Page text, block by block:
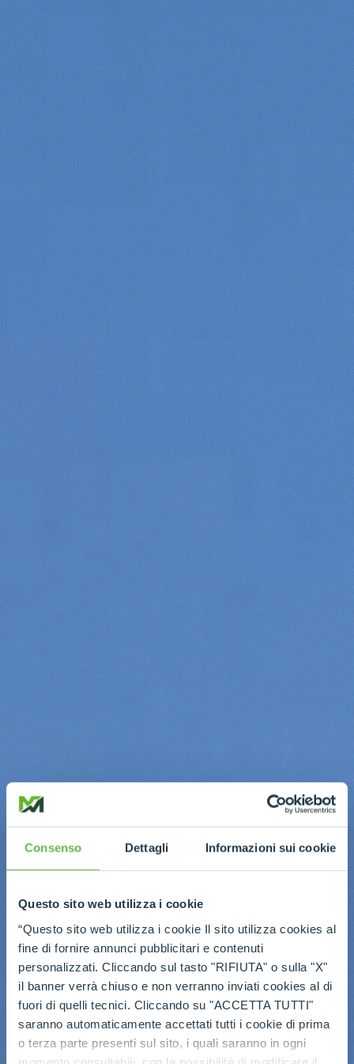
Consenso Dettagli Informazioni sui cookie
Questo sito web utilizza i cookie
“Questo sito web utilizza i cookie Il sito utilizza cookies al
fine di fornire annunci pubblicitari e contenuti
personalizzati. Cliccando sul tasto "RIFIUTA" o sulla "X"
il banner verrà chiuso e non verranno inviati cookies al di
fuori di quelli tecnici. Cliccando su "ACCETTA TUTTI"
saranno automaticamente accettati tutti i cookie di prima
o terza parte presenti sul sito, i quali saranno in ogni